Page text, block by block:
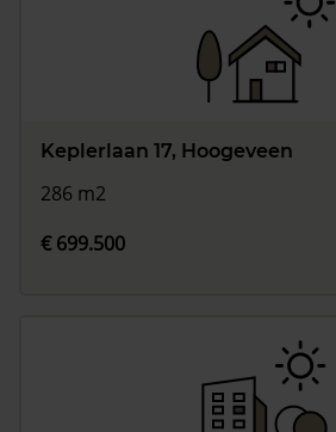
Keplerlaan 17, Hoogeveen
286 m2
€ 699.500